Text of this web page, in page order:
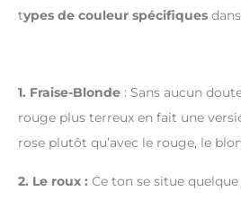
types de couleur spécifiques
1. Fraise-Blonde : Sans aucun
rouge plus terreux en fait une
rose plutôt qu’avec le rouge, le
2. Le roux : Ce ton se situe